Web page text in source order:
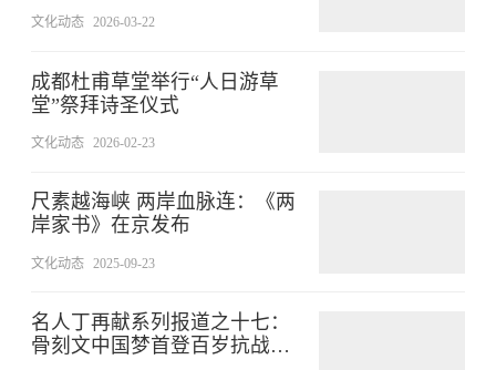
文化动态 2026-03-22
成都杜甫草堂举行“人日游草
堂”祭拜诗圣仪式
文化动态 2026-02-23
尺素越海峡 两岸血脉连：《两
岸家书》在京发布
文化动态 2025-09-23
名人丁再献系列报道之十七：
骨刻文中国梦首登百岁抗战老